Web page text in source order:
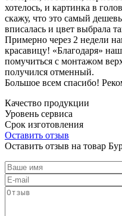
хотелось, и картинка в
скажу, что это самый
вписалась и цвет выбрала
Примерно через 2 недели
красавицу! «Благодаря»
помучиться с монтажом
получился отменный.
Большое всем спасибо!
Качество продукции
Уровень сервиса
Срок изготовления
Оставить отзыв
Оставить отзыв на товар